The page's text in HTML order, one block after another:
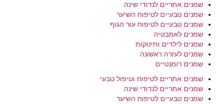
שמנים אתריים לנדודי שינה
שמנים טבעיים לטיפוח השיער
שמנים טבעיים לטיפוח עור הגוף
שמנים לאמבטיה
שמנים לילדים ותינוקות
שמנים לעזרה ראשונה
שמנים רומנטיים
שמנים אתריים לטיפוח וטיפול טבעי
שמנים אתריים לנדודי שינה
שמנים טבעיים לטיפוח השיער